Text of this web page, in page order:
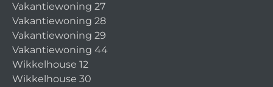
Vakantiewoning 27
Vakantiewoning 28
Vakantiewoning 29
Vakantiewoning 44
Wikkelhouse 12
Wikkelhouse 30